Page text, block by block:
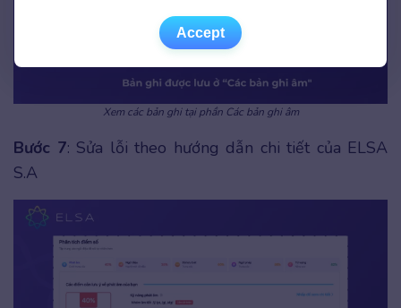
Xem các bản ghi tại phần Các bản ghi âm
Bước 7: Sửa lỗi theo hướng dẫn chi tiết của ELSA
S.A
Accept